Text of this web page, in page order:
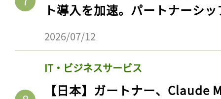
ト導入を加速。パートナーシ
2026/07/12
IT・ビジネスサービス
【日本】ガートナー、Claude